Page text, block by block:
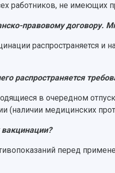
работников, не имеющих
правовому договору.
распространяется и
распространяется
в очередном
(наличии медицинских
вакцинации?
перед